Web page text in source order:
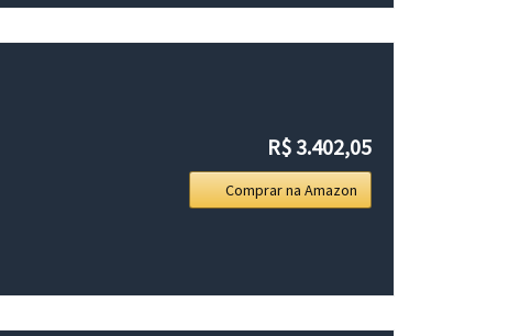
R$ 3.402,05
Comprar na Amazon